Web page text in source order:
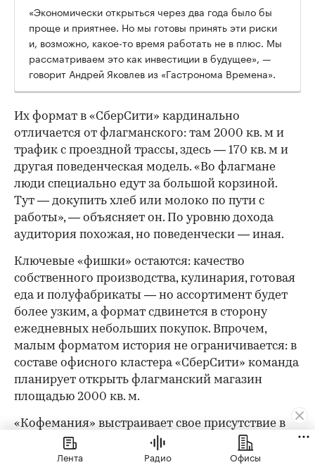
«Экономически открыться через два года было бы
проще и приятнее. Но мы готовы принять эти риски
и, возможно, какое-то время работать не в плюс. Мы
рассматриваем это как инвестиции в будущее», —
говорит Андрей Яковлев из «Гастронома Времена».
Их формат в «СберСити» кардинально
отличается от флагманского: там 2000 кв. м и
трафик с проездной трассы, здесь — 170 кв. м и
другая поведенческая модель. «Во флагмане
люди специально едут за большой корзиной.
Тут — докупить хлеб или молоко по пути с
работы», — объясняет он. По уровню дохода
аудитория похожая, но поведенчески — иная.
Ключевые «фишки» остаются: качество
собственного производства, кулинария, готовая
еда и полуфабрикаты — но ассортимент будет
более узким, а формат сдвинется в сторону
ежедневных небольших покупок. Впрочем,
малым форматом история не ограничивается: в
составе офисного кластера «СберСити» команда
планирует открыть флагманский магазин
площадью 2000 кв. м.
«Кофемания» выстраивает свое присутствие в
«СберСити» в той же логике индивидуального
подхода. Для «СберСити» ключевыми
Лента Радио Офисы